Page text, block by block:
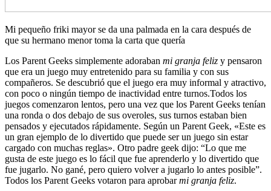
Mi pequeño friki mayor se da una palmada en la cara después de
que su hermano menor toma la carta que quería
Los Parent Geeks simplemente adoraban mi granja feliz y pensaron
que era un juego muy entretenido para su familia y con sus
compañeros. Se descubrió que el juego era muy informal y atractivo,
con poco o ningún tiempo de inactividad entre turnos.Todos los
juegos comenzaron lentos, pero una vez que los Parent Geeks tenían
una ronda o dos debajo de sus overoles, sus turnos estaban bien
pensados ​​y ejecutados rápidamente. Según un Parent Geek, «Este es
un gran ejemplo de lo divertido que puede ser un juego sin estar
cargado con muchas reglas». Otro padre geek dijo: “Lo que me
gusta de este juego es lo fácil que fue aprenderlo y lo divertido que
fue jugarlo. No gané, pero quiero volver a jugarlo lo antes posible”.
Todos los Parent Geeks votaron para aprobarmi granja feliz.